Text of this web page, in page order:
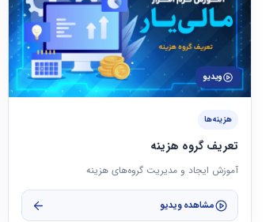
ویدیو
هزینه‌ها
تعریف گروه هزینه
آموزش ایجاد و مدیریت گروه‌های هزینه
مشاهده ویدیو